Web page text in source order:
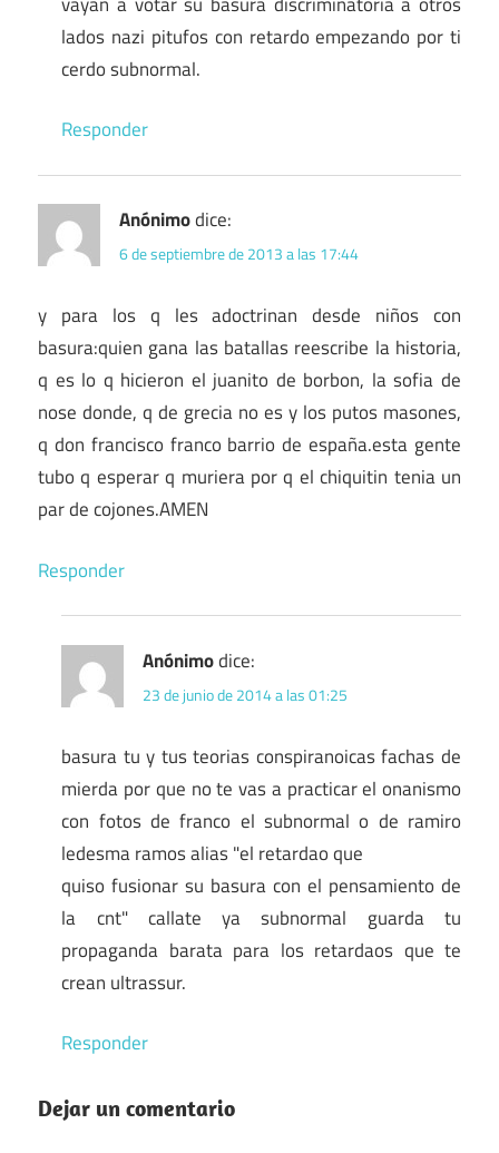
lados nazi pitufos con retardo empezando por ti
cerdo subnormal.
Responder
Anónimodice:
6 de septiembre de 2013 a las 17:44
y para los q les adoctrinan desde niños con
basura:quien gana las batallas reescribe la historia,
q es lo q hicieron el juanito de borbon, la sofia de
nose donde, q de grecia no es y los putos masones,
q don francisco franco barrio de españa.esta gente
tubo q esperar q muriera por q el chiquitin tenia un
par de cojones.AMEN
Responder
Anónimodice:
23 de junio de 2014 a las 01:25
basura tu y tus teorias conspiranoicas fachas de
mierda por que no te vas a practicar el onanismo
con fotos de franco el subnormal o de ramiro
ledesma ramos alias "el retardao que
quiso fusionar su basura con el pensamiento de
la cnt" callate ya subnormal guarda tu
propaganda barata para los retardaos que te
crean ultrassur.
Responder
Dejar un comentario